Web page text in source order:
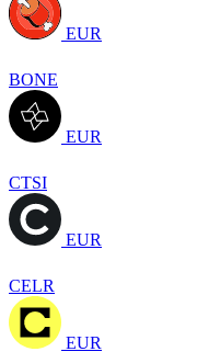
EUR
BONE
EUR
CTSI
EUR
CELR
EUR